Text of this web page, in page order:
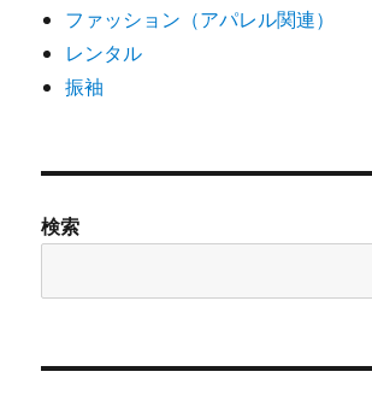
ファッション（アパレル関連）
レンタル
振袖
検索